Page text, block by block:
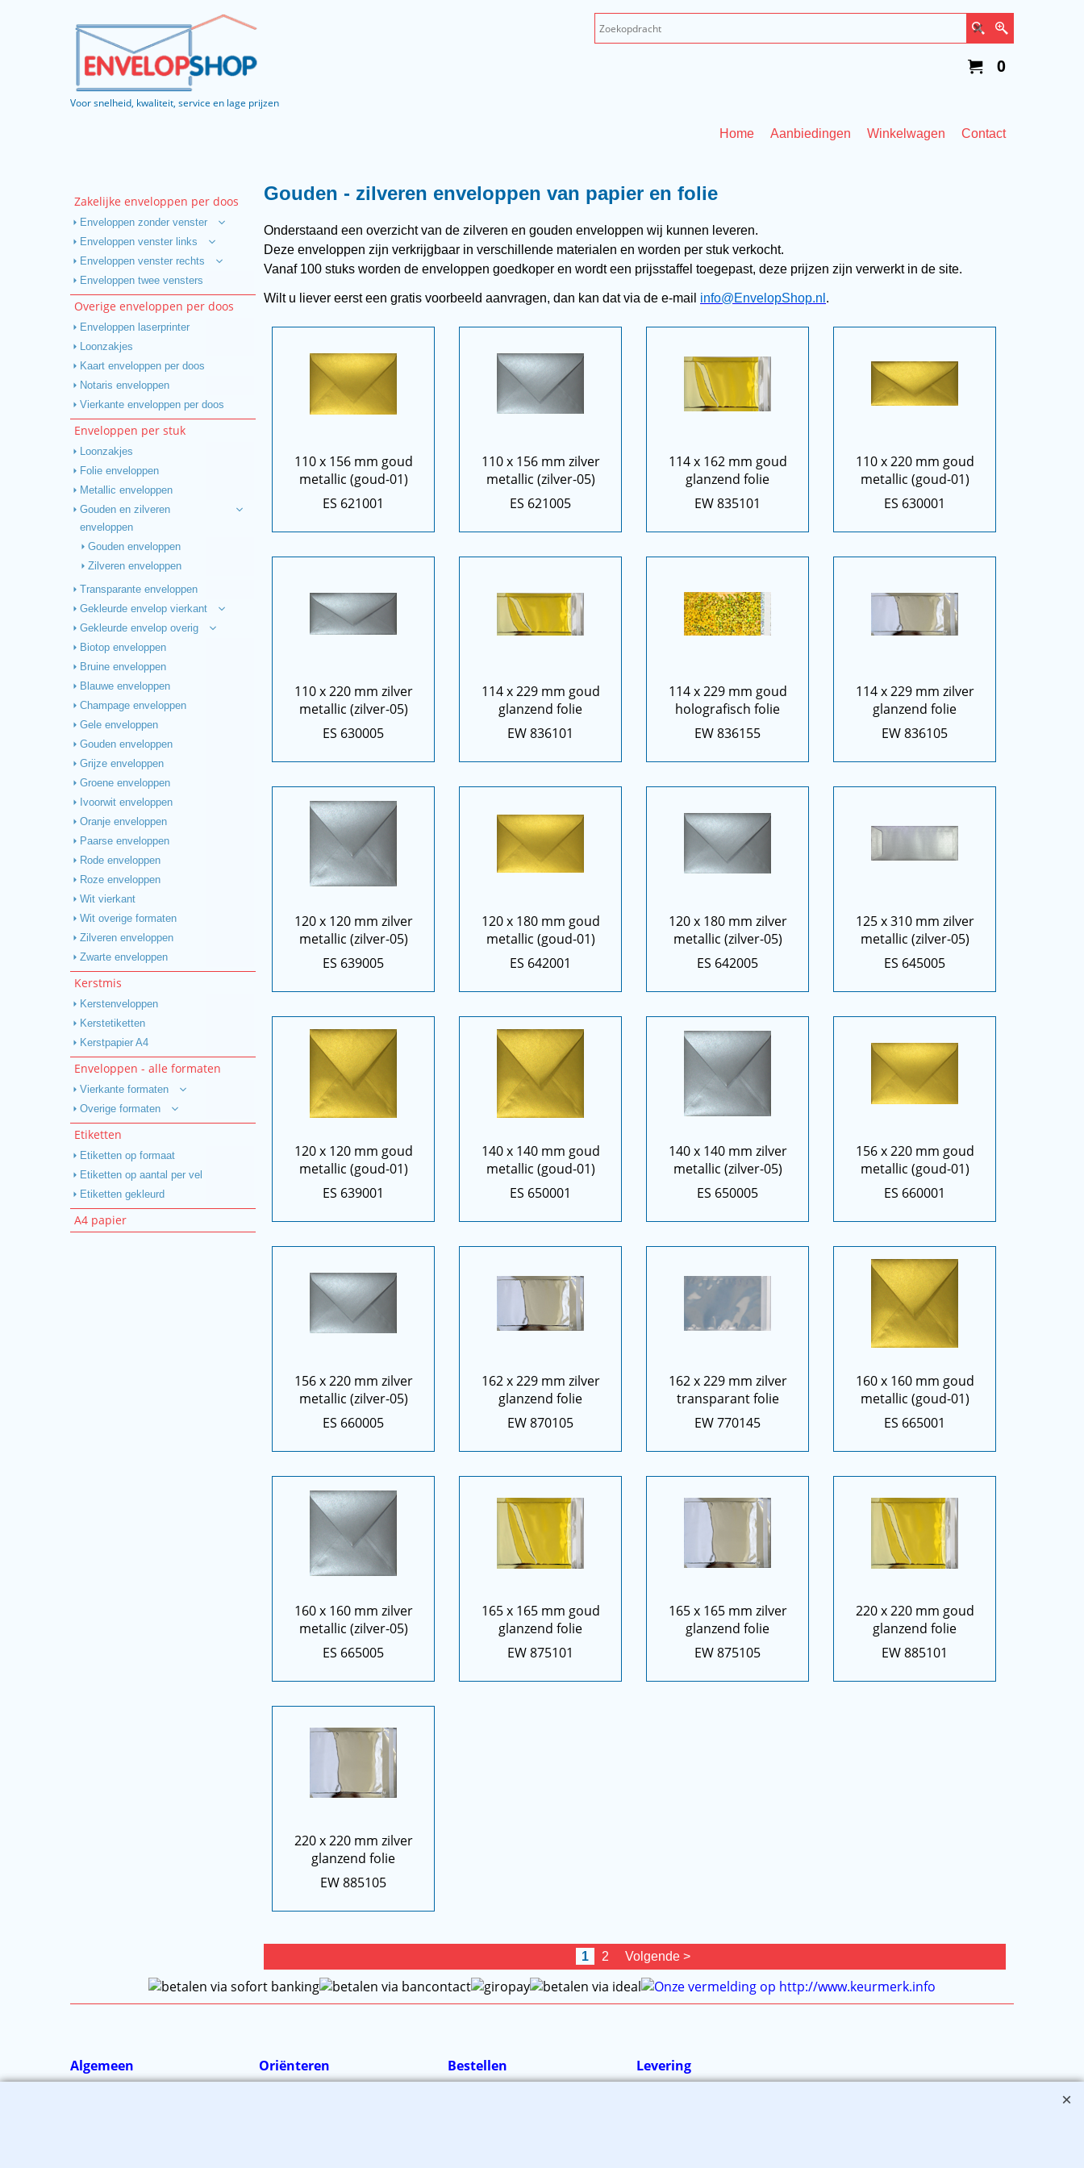
Voor snelheid, kwaliteit, service en lage prijzen
0
Home Aanbiedingen Winkelwagen Contact
Zakelijke enveloppen per doos
Enveloppen zonder venster
Enveloppen venster links
Enveloppen venster rechts
Enveloppen twee vensters
Overige enveloppen per doos
Enveloppen laserprinter
Loonzakjes
Kaart enveloppen per doos
Notaris enveloppen
Vierkante enveloppen per doos
Enveloppen per stuk
Loonzakjes
Folie enveloppen
Metallic enveloppen
Gouden en zilveren
enveloppen
Gouden enveloppen
Zilveren enveloppen
Transparante enveloppen
Gekleurde envelop vierkant
Gekleurde envelop overig
Biotop enveloppen
Bruine enveloppen
Blauwe enveloppen
Champage enveloppen
Gele enveloppen
Gouden enveloppen
Grijze enveloppen
Groene enveloppen
Ivoorwit enveloppen
Oranje enveloppen
Paarse enveloppen
Rode enveloppen
Roze enveloppen
Wit vierkant
Wit overige formaten
Zilveren enveloppen
Zwarte enveloppen
Kerstmis
Kerstenveloppen
Kerstetiketten
Kerstpapier A4
Enveloppen - alle formaten
Vierkante formaten
Overige formaten
Etiketten
Etiketten op formaat
Etiketten op aantal per vel
Etiketten gekleurd
A4 papier
Gouden - zilveren enveloppen van papier en folie
Onderstaand een overzicht van de zilveren en gouden enveloppen wij kunnen leveren.
Deze enveloppen zijn verkrijgbaar in verschillende materialen en worden per stuk verkocht.
Vanaf 100 stuks worden de enveloppen goedkoper en wordt een prijsstaffel toegepast, deze prijzen zijn verwerkt in de site.
Wilt u liever eerst een gratis voorbeeld aanvragen, dan kan dat via de e-mail info@EnvelopShop.nl .
110 x 156 mm goud
metallic (goud-01)
ES 621001
110 x 156 mm zilver
metallic (zilver-05)
ES 621005
114 x 162 mm goud
glanzend folie
EW 835101
110 x 220 mm goud
metallic (goud-01)
ES 630001
110 x 220 mm zilver
metallic (zilver-05)
ES 630005
114 x 229 mm goud
glanzend folie
EW 836101
114 x 229 mm goud
holografisch folie
EW 836155
114 x 229 mm zilver
glanzend folie
EW 836105
120 x 120 mm zilver
metallic (zilver-05)
ES 639005
120 x 180 mm goud
metallic (goud-01)
ES 642001
120 x 180 mm zilver
metallic (zilver-05)
ES 642005
125 x 310 mm zilver
metallic (zilver-05)
ES 645005
120 x 120 mm goud
metallic (goud-01)
ES 639001
140 x 140 mm goud
metallic (goud-01)
ES 650001
140 x 140 mm zilver
metallic (zilver-05)
ES 650005
156 x 220 mm goud
metallic (goud-01)
ES 660001
156 x 220 mm zilver
metallic (zilver-05)
ES 660005
162 x 229 mm zilver
glanzend folie
EW 870105
162 x 229 mm zilver
transparant folie
EW 770145
160 x 160 mm goud
metallic (goud-01)
ES 665001
160 x 160 mm zilver
metallic (zilver-05)
ES 665005
165 x 165 mm goud
glanzend folie
EW 875101
165 x 165 mm zilver
glanzend folie
EW 875105
220 x 220 mm goud
glanzend folie
EW 885101
220 x 220 mm zilver
glanzend folie
EW 885105
1 2 Volgende >
Algemeen Oriënteren Bestellen Levering